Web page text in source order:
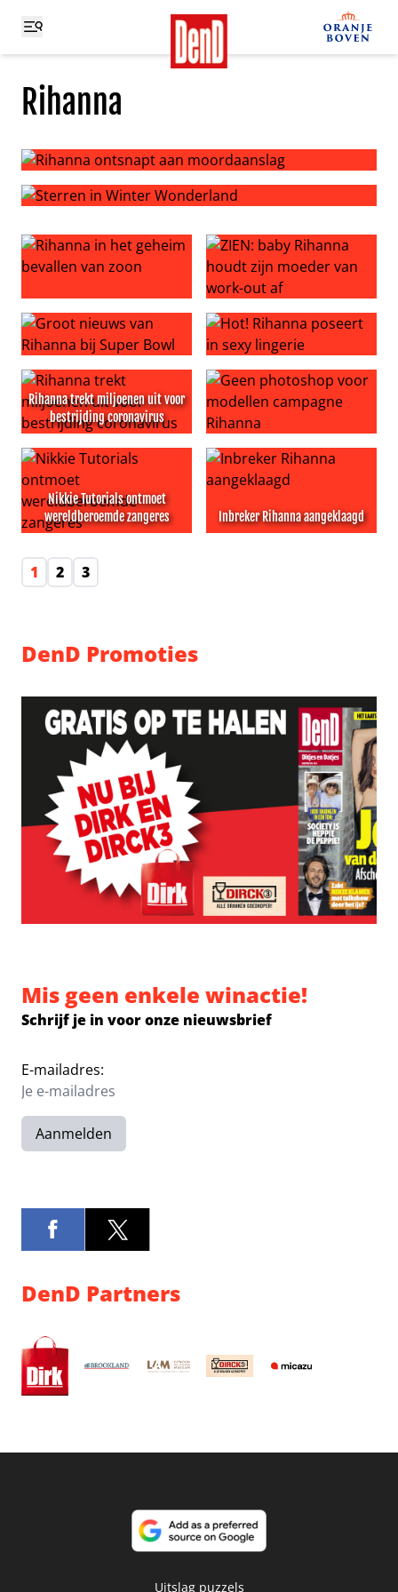
Rihanna
Rihanna ontsnapt aan moordaanslag
Rihanna in het geheim bevallen van zoonZIEN: baby Rihanna houdt
Groot nieuws van Rihanna bij Super Bowl
Hot! Rihanna poseert in
Rihanna trekt miljoenen uit voor
bestrijding coronavirus
Rihanna trekt miljoenen uit voor bestrijding coronavirus
Geen photoshop voor
Nikkie Tutorials ontmoet
wereldberoemde zangeres
Inbreker Rihanna aangeklaagd
1
2 3
DenD Promoties
Mis geen enkele winactie!
Schrijf je in voor onze nieuwsbrief
E-mailadres:
Aanmelden
DenD Partners
Uitslag puzzels